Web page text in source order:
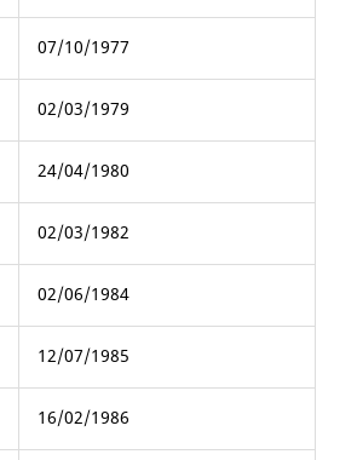
07/10/1977
02/03/1979
24/04/1980
02/03/1982
02/06/1984
12/07/1985
16/02/1986